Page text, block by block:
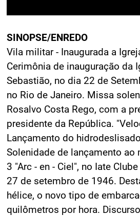
SINOPSE/ENREDO
Vila militar - Inaugurada a
Cerimônia de inauguração da
Sebastião, no dia 22 de
no Rio de Janeiro. Missa
Rosalvo Costa Rego, com a
presidente da República.
Lançamento do
Solenidade de lançamento ao
3 "Arc - en - Ciel", no Iate
27 de setembro de 1946.
hélice, o novo tipo de
quilômetros por hora.